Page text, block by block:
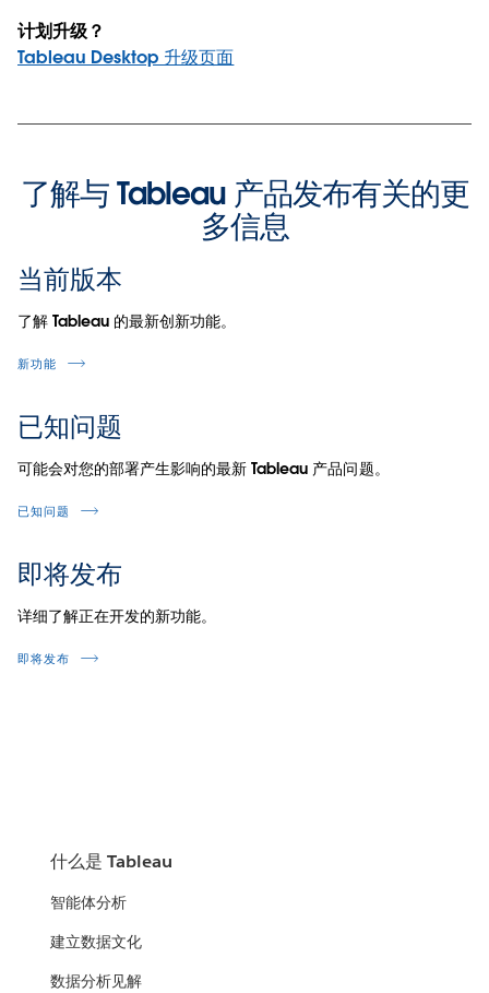
计划升级？
Tableau Desktop 升级页面
了解与 Tableau 产品发布有关的更
多信息
当前版本
了解 Tableau 的最新创新功能。
新功能
已知问题
可能会对您的部署产生影响的最新 Tableau 产品问题。
已知问题
即将发布
详细了解正在开发的新功能。
即将发布
什么是 Tableau
智能体分析
建立数据文化
数据分析见解